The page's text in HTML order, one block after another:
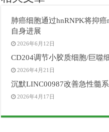
肺癌细胞通过hnRNPK将抑
自身进展
2026年6月12日
CD204调节小胶质细胞/巨噬
2026年4月21日
沉默LINC00987改善急性髓
2026年4月17日